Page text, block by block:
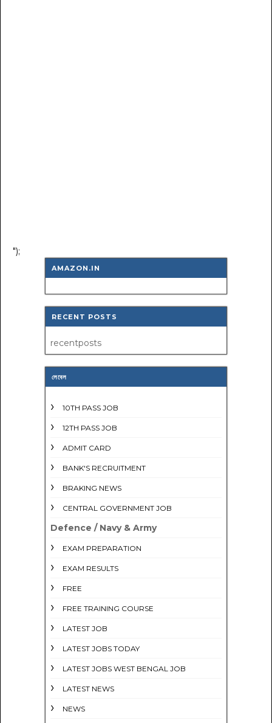
");
AMAZON.IN
RECENT POSTS
recentposts
লেবেল
10TH PASS JOB
12TH PASS JOB
ADMIT CARD
BANK'S RECRUITMENT
BRAKING NEWS
CENTRAL GOVERNMENT JOB
Defence / Navy & Army
EXAM PREPARATION
EXAM RESULTS
FREE
FREE TRAINING COURSE
LATEST JOB
LATEST JOBS TODAY
LATEST JOBS WEST BENGAL JOB
LATEST NEWS
NEWS